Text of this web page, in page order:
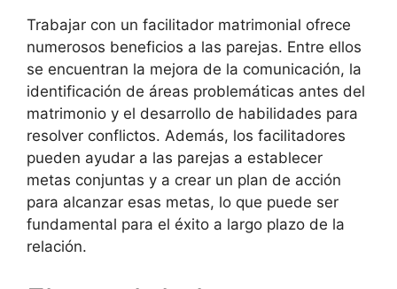
Trabajar con un facilitador matrimonial ofrece
numerosos beneficios a las parejas. Entre ellos
se encuentran la mejora de la comunicación, la
identificación de áreas problemáticas antes del
matrimonio y el desarrollo de habilidades para
resolver conflictos. Además, los facilitadores
pueden ayudar a las parejas a establecer
metas conjuntas y a crear un plan de acción
para alcanzar esas metas, lo que puede ser
fundamental para el éxito a largo plazo de la
relación.